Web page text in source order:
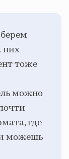
них
тоже
можно
где
можешь